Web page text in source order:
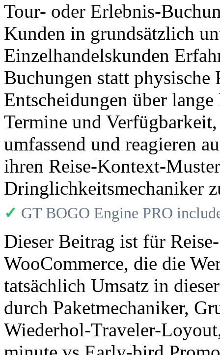
Tour- oder Erlebnis-
Kunden in grundsätzlich
Einzelhandelskunden
Buchungen statt physische
Entscheidungen über
Termine und
umfassend und reagieren
ihren Reise-Kontext-
Dringlichkeitsmechaniker
✓ GT BOGO Engine PRO
Dieser Beitrag ist für
WooCommerce, die die
tatsächlich Umsatz in
durch Paketmechaniker,
Wiederhol-Traveler-